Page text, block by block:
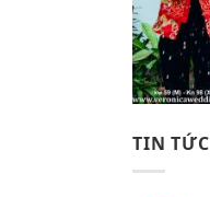
TIN TỨC